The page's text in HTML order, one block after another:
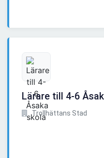
Lärare till 4-6
Trollhättans Stad